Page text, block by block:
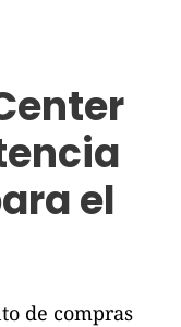
el
de compras